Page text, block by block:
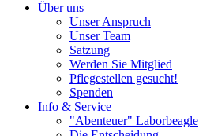
Über uns
Unser Anspruch
Unser Team
Satzung
Werden Sie Mitglied
Pflegestellen gesucht!
Spenden
Info & Service
"Abenteuer" Laborbeagle